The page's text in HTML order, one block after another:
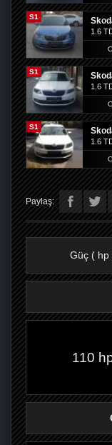
S1
1.6
S1
1.6
S1
1.6
Paylaş:
Güç ( hp
110